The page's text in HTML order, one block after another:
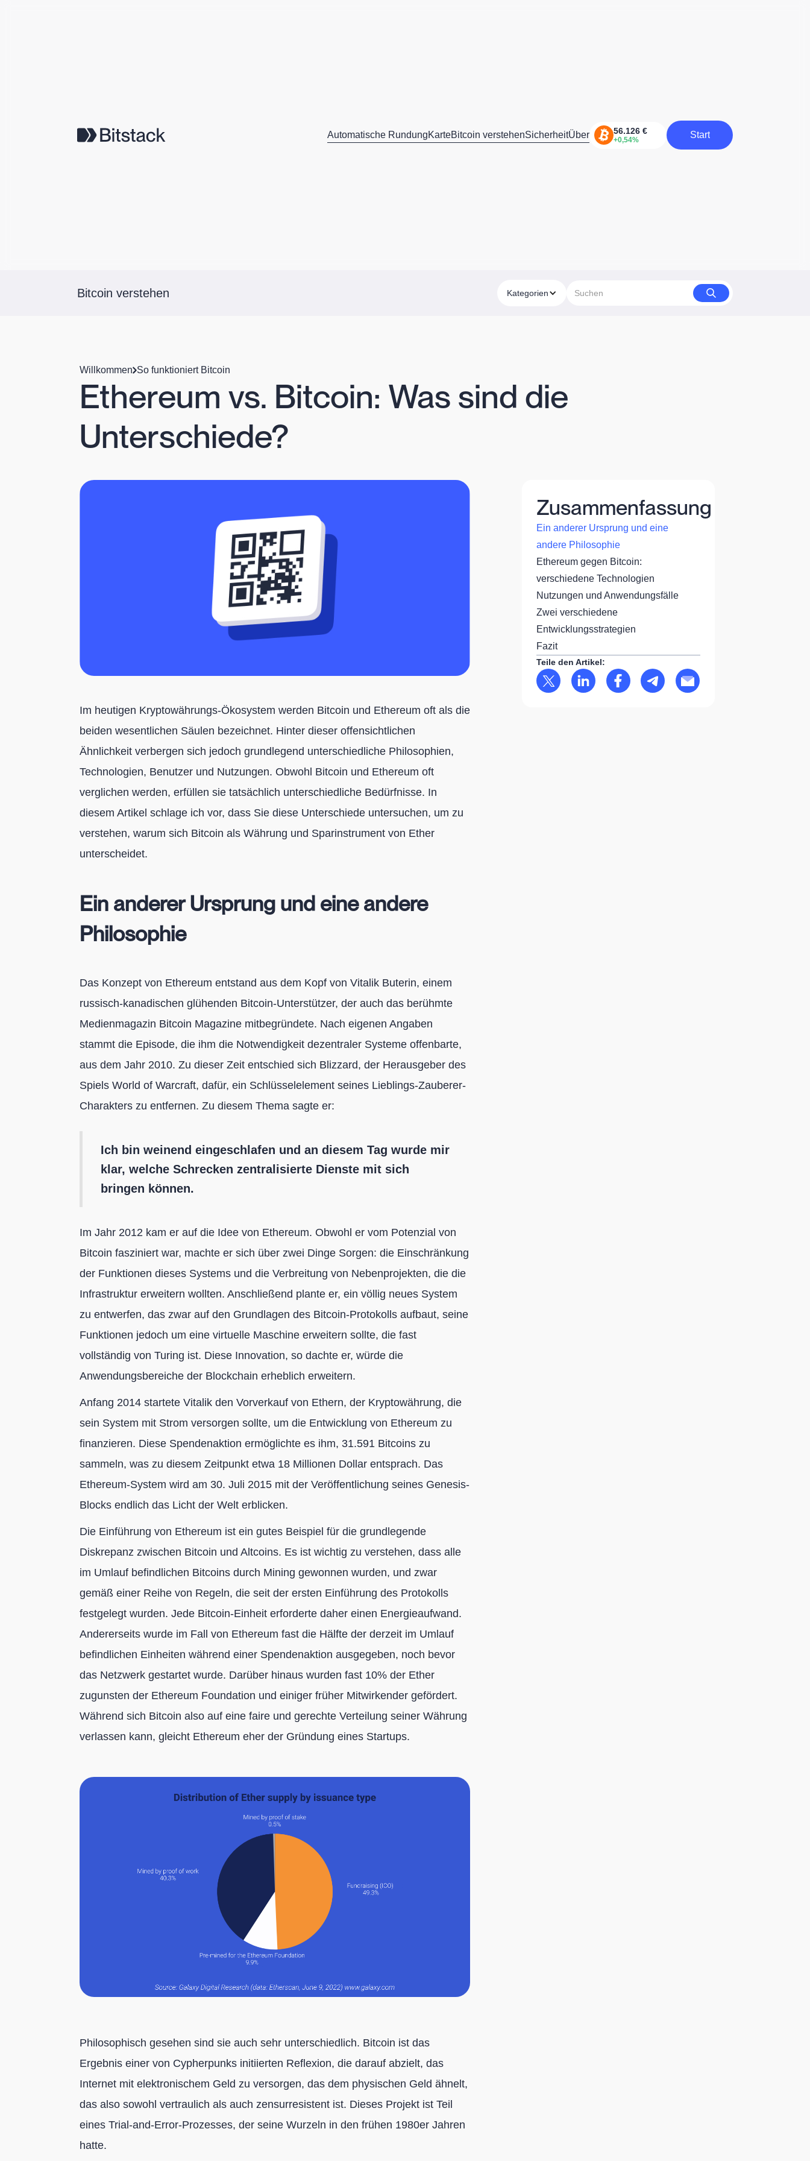
Automatische RundungKarteBitcoin verstehenSicherheitÜber
Start
Start
Bitcoin verstehen Kategorien
Willkommen So funktioniert Bitcoin
Ethereum vs. Bitcoin: Was sind die
Unterschiede?
Im heutigen Kryptowährungs-Ökosystem werden Bitcoin und Ethereum oft als die
beiden wesentlichen Säulen bezeichnet. Hinter dieser offensichtlichen
Ähnlichkeit verbergen sich jedoch grundlegend unterschiedliche Philosophien,
Technologien, Benutzer und Nutzungen. Obwohl Bitcoin und Ethereum oft
verglichen werden, erfüllen sie tatsächlich unterschiedliche Bedürfnisse. In
diesem Artikel schlage ich vor, dass Sie diese Unterschiede untersuchen, um zu
verstehen, warum sich Bitcoin als Währung und Sparinstrument von Ether
unterscheidet.
Ein anderer Ursprung und eine andere
Philosophie
Das Konzept von Ethereum entstand aus dem Kopf von Vitalik Buterin, einem
russisch-kanadischen glühenden Bitcoin-Unterstützer, der auch das berühmte
Medienmagazin Bitcoin Magazine mitbegründete. Nach eigenen Angaben
stammt die Episode, die ihm die Notwendigkeit dezentraler Systeme offenbarte,
aus dem Jahr 2010. Zu dieser Zeit entschied sich Blizzard, der Herausgeber des
Spiels World of Warcraft, dafür, ein Schlüsselelement seines Lieblings-Zauberer-
Charakters zu entfernen. Zu diesem Thema sagte er:
Ich bin weinend eingeschlafen und an diesem Tag wurde mir
klar, welche Schrecken zentralisierte Dienste mit sich
bringen können.
Im Jahr 2012 kam er auf die Idee von Ethereum. Obwohl er vom Potenzial von
Bitcoin fasziniert war, machte er sich über zwei Dinge Sorgen: die Einschränkung
der Funktionen dieses Systems und die Verbreitung von Nebenprojekten, die die
Infrastruktur erweitern wollten. Anschließend plante er, ein völlig neues System
zu entwerfen, das zwar auf den Grundlagen des Bitcoin-Protokolls aufbaut, seine
Funktionen jedoch um eine virtuelle Maschine erweitern sollte, die fast
vollständig von Turing ist. Diese Innovation, so dachte er, würde die
Anwendungsbereiche der Blockchain erheblich erweitern.
Anfang 2014 startete Vitalik den Vorverkauf von Ethern, der Kryptowährung, die
sein System mit Strom versorgen sollte, um die Entwicklung von Ethereum zu
finanzieren. Diese Spendenaktion ermöglichte es ihm, 31.591 Bitcoins zu
sammeln, was zu diesem Zeitpunkt etwa 18 Millionen Dollar entsprach. Das
Ethereum-System wird am 30. Juli 2015 mit der Veröffentlichung seines Genesis-
Blocks endlich das Licht der Welt erblicken.
Die Einführung von Ethereum ist ein gutes Beispiel für die grundlegende
Diskrepanz zwischen Bitcoin und Altcoins. Es ist wichtig zu verstehen, dass alle
im Umlauf befindlichen Bitcoins durch Mining gewonnen wurden, und zwar
gemäß einer Reihe von Regeln, die seit der ersten Einführung des Protokolls
festgelegt wurden. Jede Bitcoin-Einheit erforderte daher einen Energieaufwand.
Andererseits wurde im Fall von Ethereum fast die Hälfte der derzeit im Umlauf
befindlichen Einheiten während einer Spendenaktion ausgegeben, noch bevor
das Netzwerk gestartet wurde. Darüber hinaus wurden fast 10% der Ether
zugunsten der Ethereum Foundation und einiger früher Mitwirkender gefördert.
Während sich Bitcoin also auf eine faire und gerechte Verteilung seiner Währung
verlassen kann, gleicht Ethereum eher der Gründung eines Startups.
Philosophisch gesehen sind sie auch sehr unterschiedlich. Bitcoin ist das
Ergebnis einer von Cypherpunks initiierten Reflexion, die darauf abzielt, das
Internet mit elektronischem Geld zu versorgen, das dem physischen Geld ähnelt,
das also sowohl vertraulich als auch zensurresistent ist. Dieses Projekt ist Teil
eines Trial-and-Error-Prozesses, der seine Wurzeln in den frühen 1980er Jahren
hatte.
Zusammenfassung
Ein anderer Ursprung und eine
andere Philosophie
Ethereum gegen Bitcoin:
verschiedene Technologien
Nutzungen und Anwendungsfälle
Zwei verschiedene
Entwicklungsstrategien
Fazit
Teile den Artikel: